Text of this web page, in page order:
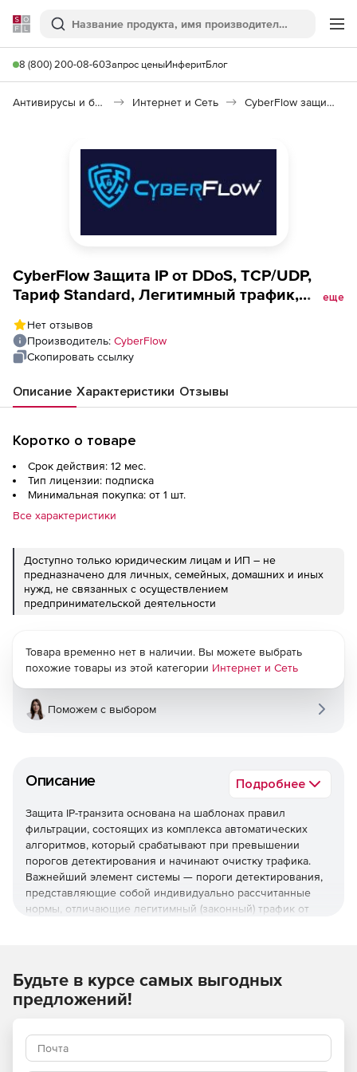
Softline
Поиск
8 (800) 200-08-60Запрос ценыИнферитБлог
Антивирусы и безопасность Интернет и Сеть CyberFlow защита IP-Транзита
CyberFlow Защита IP от DDoS, TCP/UDP,
Тариф Standard, Легитимный трафик,
(подписка на 1 год), 100 Мбит/с
еще
Нет отзывов
Производитель: CyberFlow
Скопировать ссылку
Описание Характеристики Отзывы
Коротко о товаре
Срок действия: 12 мес.
Тип лицензии: подписка
Минимальная покупка: от 1 шт.
Все характеристики
Доступно только юридическим лицам и ИП – не
предназначено для личных, семейных, домашних и иных
нужд, не связанных с осуществлением
предпринимательской деятельности
Описание Подробнее
Защита IP-транзита основана на шаблонах правил
фильтрации, состоящих из комплекса автоматических
алгоритмов, который срабатывают при превышении
порогов детектирования и начинают очистку трафика.
Важнейший элемент системы — пороги детектирования,
представляющие собой индивидуально рассчитанные
нормы, отличающие легитимный (законный) трафик от
TCP/SYN-флуд (SYN, ACK, RST, FIN, PUSH).
Атаки фрагментацией Teardrop TCP.
Товара временно нет в наличии. Вы можете выбрать
похожие товары из этой категории Интернет и Сеть
Поможем с выбором
Будьте в курсе самых выгодных
предложений!